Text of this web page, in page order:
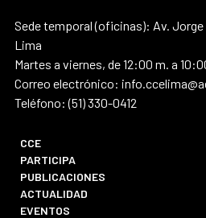
Sede temporal (oficinas): Av. Jorge
Lima
Martes a viernes, de 12:00 m. a
Correo electrónico:
Teléfono: (51) 330-0412
CCE
PARTICIPA
PUBLICACIONES
ACTUALIDAD
EVENTOS